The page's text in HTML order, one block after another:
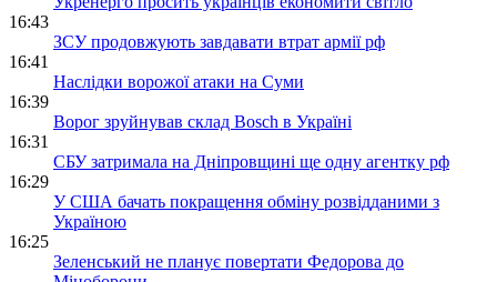
16:43
ЗСУ продовжують завдавати втрат армії рф
16:41
Наслідки ворожої атаки на Суми
16:39
Ворог зруйнував склад Bosch в Україні
16:31
СБУ затримала на Дніпровщині ще одну агентку рф
16:29
У США бачать покращення обміну розвідданими з
Україною
16:25
Зеленський не планує повертати Федорова до